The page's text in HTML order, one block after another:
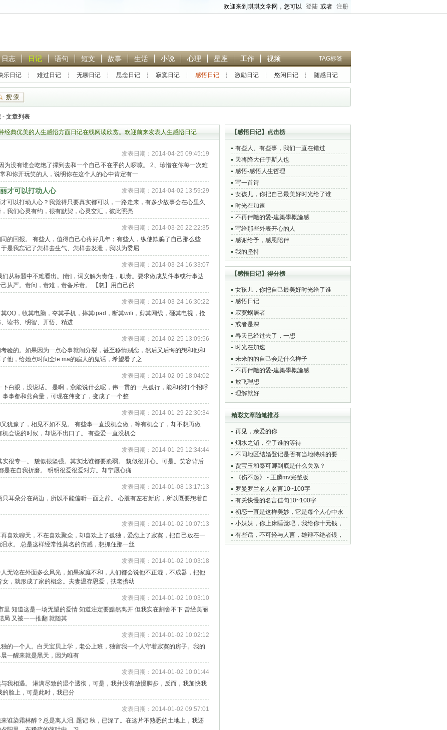
欢迎来到琪琪文学网，您可以 登陆 或者 注册
日志 日记 语句 短文 故事 生活 小说 心理 星座 工作 视频 TAG标签
乐日记 难过日记 无聊日记 思念日记 寂寞日记 感悟日记 激励日记 悠闲日记 随感日记
热门搜索：
- 文章列表
经典优美的人生感悟方面日记在线阅读欣赏。欢迎前来发表人生感悟日记
发表日期：2014-04-25 09:45:19
为没有谁会吃饱了撑到去和一个自己不在乎的人啰嗦。 2、珍惜在你每一次难
和你开玩笑的人，说明你在这个人的心中肯定有一
发表日期：2014-04-02 13:59:29
才可以打动人心
可以打动人心？我觉得只要真实都可以，一路走来，有多少故事会在心里久
我们心灵有约，很有默契，心灵交汇，彼此照亮
发表日期：2014-03-26 22:22:35
的回报。 有些人，值得自己心疼好几年；有些人，纵使欺骗了自己那么些
是我忘记了怎样去生气、怎样去发泄，我以为委屈
发表日期：2014-03-24 16:33:07
从标题中不难看出。[责]，词义解为责任，职责。要求做成某件事或行事达
从严。责问，责难，责备斥责。 【恕】用自己的
发表日期：2014-03-24 16:30:22
QQ，收其电脑，夺其手机，摔其ipad，断其wifi，剪其网线，砸其电视，抢
读书、明智、开悟、精进
发表日期：2014-02-25 13:09:56
验的。如果因为一点心事就闹分裂，甚至移情别恋，然后又后悔的想和他和
他，给她点时间全te ma的骗人的鬼话，希望看了之
发表日期：2014-02-09 18:04:02
白眼，没说话。 是啊，燕能说什么呢，伟一贯的一意孤行，能和你打个招呼
事都和燕商量，可现在伟变了，变成了一个整
发表日期：2014-01-29 22:30:34
犹豫了，相见不如不见。 有些事一直没机会做，等有机会了，却不想再做
会说的时候，却说不出口了。 有些爱一直没机会
发表日期：2014-01-29 12:34:44
很专一。 貌似很坚强。其实比谁都要脆弱。 貌似很开心。可是。笑容背后
在自我折磨。 明明很爱很爱对方。却宁愿心痛
发表日期：2014-01-08 13:17:13
耳朵分在两边，所以不能偏听一面之辞。 心脏有左右新房，所以既要想着自
发表日期：2014-01-02 10:07:13
喜欢聊天，不在喜欢聚众，却喜欢上了孤独，爱恋上了寂寞，把自己放在一
水。 总是这样经常性莫名的伤感，想抓住那一丝
发表日期：2014-01-02 10:03:18
无论在外面多么风光，如果家庭不和，人们都会说他不正混，不成器，把他
，就形成了家的概念。夫妻温存恩爱，扶老携幼
发表日期：2014-01-02 10:03:10
里 知道这是一场无望的爱情 知道注定要黯然离开 但我实在割舍不下 曾经美丽
局 又被一一推翻 就随其
发表日期：2014-01-02 10:02:12
的一个人。白天宝贝上学，老公上班，独留我一个人守着寂寞的房子。我的
一醒来就是黑天，因为唯有
发表日期：2014-01-02 10:01:44
我相遇。 淋漓尽致的湿个透彻，可是，我并没有放慢脚步，反而，我加快我
脸上，可是此时，我已分
发表日期：2014-01-02 09:57:01
谁染霜林醉？总是离人泪. 题记 秋，已深了。在这片不熟悉的土地上，我还
【感悟日记】点击榜
有些人、有些事，我们一直在错过
天将降大任于斯人也
感悟-感悟人生哲理
写一首诗
女孩儿，你把自己最美好时光给了谁
时光在加速
不再伴隨的愛-建築學概論感
写给那些外表开心的人
感谢给予，感恩陪伴
我的坚持
【感悟日记】得分榜
女孩儿，你把自己最美好时光给了谁
感悟日记
寂寞蜗居者
或者是深
春天已经过去了，一想
时光在加速
未来的的自己会是什么样子
不再伴隨的愛-建築學概論感
放飞理想
理解就好
精彩文章随笔推荐
再见，亲爱的你
烟水之湄，空了谁的等待
不同地区结婚登记是否有当地特殊的要
求？
贾宝玉和秦可卿到底是什么关系？
《伤不起》 - 王麟mv完整版
罗曼罗兰名人名言10~100字
有关快慢的名言佳句10~100字
初恋一直是这样美妙，它是每个人心中永
恒的爱意
小妹妹，你上床睡觉吧，我给你十元钱，
搞笑日志22条
有些话，不可轻与人言，雄辩不绝者银，
韬光养晦者金